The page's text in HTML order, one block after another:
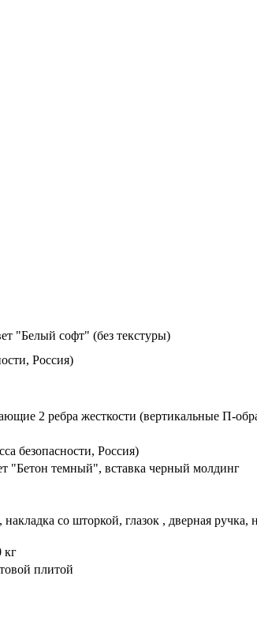
"Белый софт" (без текстуры)
Россия)
2 ребра жесткости (вертикальные П-
безопасности, Россия)
"Бетон темный", вставка черный молдинг
со шторкой, глазок , дверная
кг
плитой